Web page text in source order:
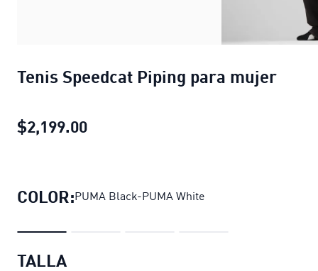
Tenis Speedcat Piping para mujer
$2,199.00
COLOR:PUMA Black-PUMA White
TALLA